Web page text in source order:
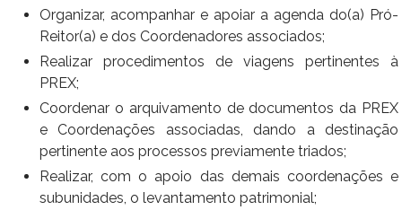
Advocacia-Geral da União
Banco Central do Brasil
Organizar, acompanhar e apoiar a agenda do(a) Pró-
Reitor(a) e dos Coordenadores associados;
Realizar procedimentos de viagens pertinentes à
PREX;
Coordenar o arquivamento de documentos da PREX
e Coordenações associadas, dando a destinação
pertinente aos processos previamente triados;
Realizar, com o apoio das demais coordenações e
subunidades, o levantamento patrimonial;